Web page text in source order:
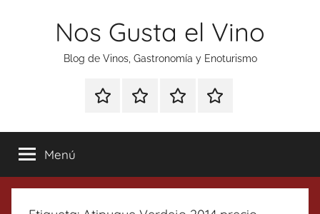
Nos Gusta el Vino
Blog de Vinos, Gastronomía y Enoturismo
Especial
Tonics
Enoturismo
Gastronomía
RankingContacto
Menú